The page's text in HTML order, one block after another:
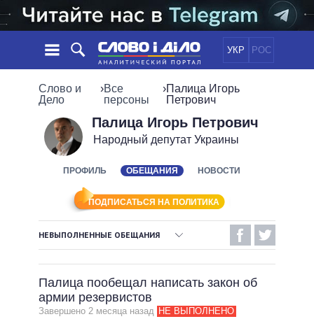
УКР РОС
НОВОСТИ
ЛЕНТА
СОБЫТИЯ
ОБЗОРЫ
ДАЙДЖЕСТЫ
ПОЛИТИКА
ЭКОНОМИКА
ОБЕЩАНИЯ
ПОЛИТИКИ
ПРЕЗИДЕНТ И ОФИС
ВЕРХОВНАЯ РАДА
КАБИНЕТ МИНИСТРОВ
ГЛАВЫ ОБЛАДМИНИСТРАЦИЙ
МЭРЫ
ВСЕ ПЕРСОНЫ
ИНФОГРАФИКА
ВИДЕО
ПОДДЕРЖАТЬ
Слово и
Дело
›Все
персоны
›Палица Игорь
Петрович
Палица Игорь Петрович
Народный депутат Украины
ПРОФИЛЬ ОБЕЩАНИЯ НОВОСТИ
ПОДПИСАТЬСЯ НА ПОЛИТИКА
НЕВЫПОЛНЕННЫЕ ОБЕЩАНИЯ
НЕВЫПОЛНЕННЫЕ ОБЕЩАНИЯ
ОБЕЩАНИЯ В ПРОЦЕССЕ
Палица пообещал написать закон об
армии резервистов
Завершено 2 месяца назад НЕ ВЫПОЛНЕНО